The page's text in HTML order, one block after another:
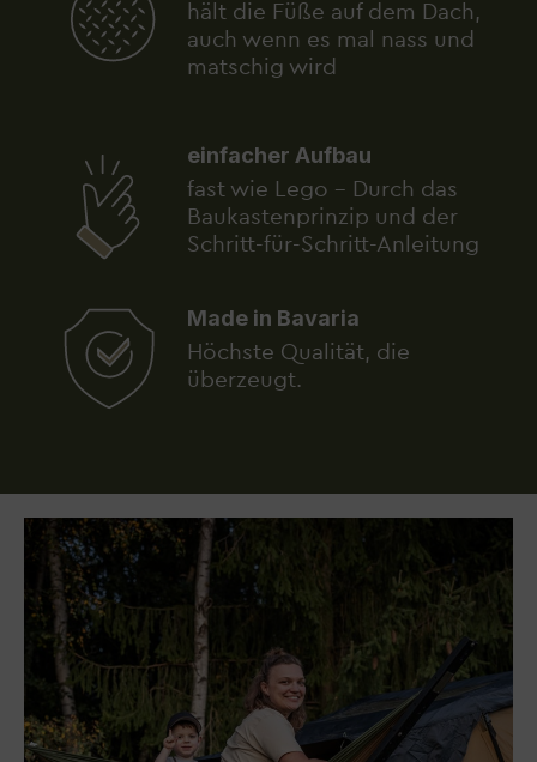
hält die Füße auf dem Dach,
auch wenn es mal nass und
matschig wird
einfacher Aufbau
fast wie Lego - Durch das
Baukastenprinzip und der
Schritt-für-Schritt-Anleitung
Made in Bavaria
Höchste Qualität, die
überzeugt.